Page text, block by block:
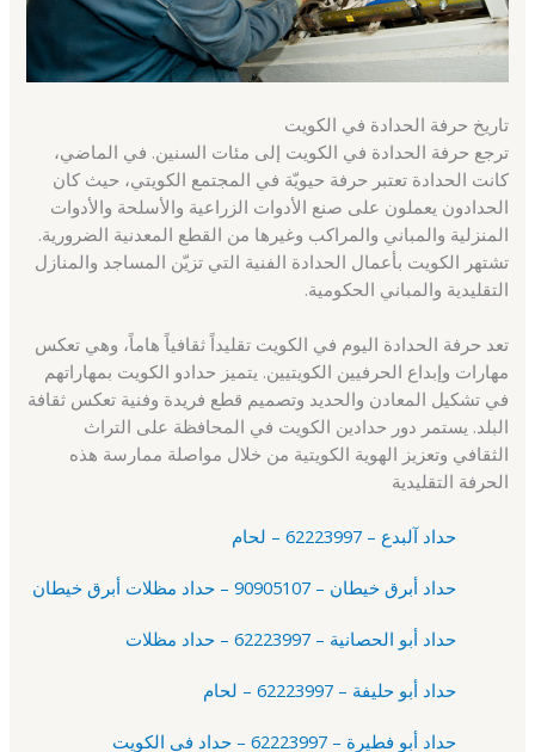
تاريخ حرفة الحدادة في الكويت
ترجع حرفة الحدادة في الكويت إلى مئات السنين. في الماضي،
كانت الحدادة تعتبر حرفة حيويّة في المجتمع الكويتي، حيث كان
الحدادون يعملون على صنع الأدوات الزراعية والأسلحة والأدوات
المنزلية والمباني والمراكب وغيرها من القطع المعدنية الضرورية.
تشتهر الكويت بأعمال الحدادة الفنية التي تزيّن المساجد والمنازل
التقليدية والمباني الحكومية.
تعد حرفة الحدادة اليوم في الكويت تقليداً ثقافياً هاماً، وهي تعكس
مهارات وإبداع الحرفيين الكويتيين. يتميز حدادو الكويت بمهاراتهم
في تشكيل المعادن والحديد وتصميم قطع فريدة وفنية تعكس ثقافة
البلد. يستمر دور حدادين الكويت في المحافظة على التراث
الثقافي وتعزيز الهوية الكويتية من خلال مواصلة ممارسة هذه
الحرفة التقليدية
حداد آلبدع – 62223997 – لحام
حداد أبرق خيطان – 90905107 – حداد مظلات أبرق خيطان
حداد أبو الحصانية – 62223997 – حداد مظلات
حداد أبو حليفة – 62223997 – لحام
حداد أبو فطيرة – 62223997 – حداد في الكويت